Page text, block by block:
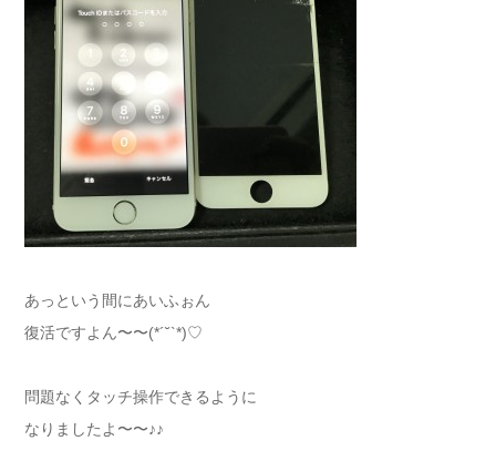
あっという間にあいふぉん
復活ですよん〜〜(*´˘`*)♡
問題なくタッチ操作できるように
なりましたよ〜〜♪♪